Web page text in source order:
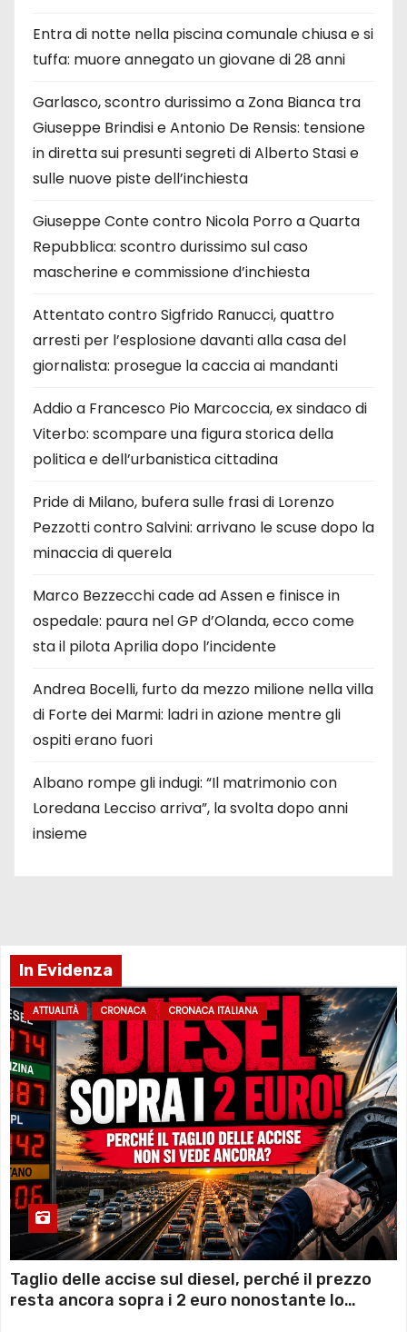
Entra di notte nella piscina comunale chiusa e si
tuffa: muore annegato un giovane di 28 anni
Garlasco, scontro durissimo a Zona Bianca tra
Giuseppe Brindisi e Antonio De Rensis: tensione
in diretta sui presunti segreti di Alberto Stasi e
sulle nuove piste dell’inchiesta
Giuseppe Conte contro Nicola Porro a Quarta
Repubblica: scontro durissimo sul caso
mascherine e commissione d’inchiesta
Attentato contro Sigfrido Ranucci, quattro
arresti per l’esplosione davanti alla casa del
giornalista: prosegue la caccia ai mandanti
Addio a Francesco Pio Marcoccia, ex sindaco di
Viterbo: scompare una figura storica della
politica e dell’urbanistica cittadina
Pride di Milano, bufera sulle frasi di Lorenzo
Pezzotti contro Salvini: arrivano le scuse dopo la
minaccia di querela
Marco Bezzecchi cade ad Assen e finisce in
ospedale: paura nel GP d’Olanda, ecco come
sta il pilota Aprilia dopo l’incidente
Andrea Bocelli, furto da mezzo milione nella villa
di Forte dei Marmi: ladri in azione mentre gli
ospiti erano fuori
Albano rompe gli indugi: “Il matrimonio con
Loredana Lecciso arriva”, la svolta dopo anni
insieme
In Evidenza
ATTUALITÀ CRONACA CRONACA ITALIANA
Taglio delle accise sul diesel, perché il prezzo
resta ancora sopra i 2 euro nonostante lo